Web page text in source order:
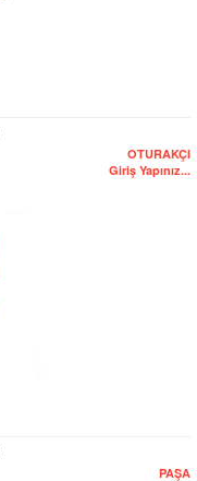
OTURAKÇI
Giriş Yapınız...
PAŞA